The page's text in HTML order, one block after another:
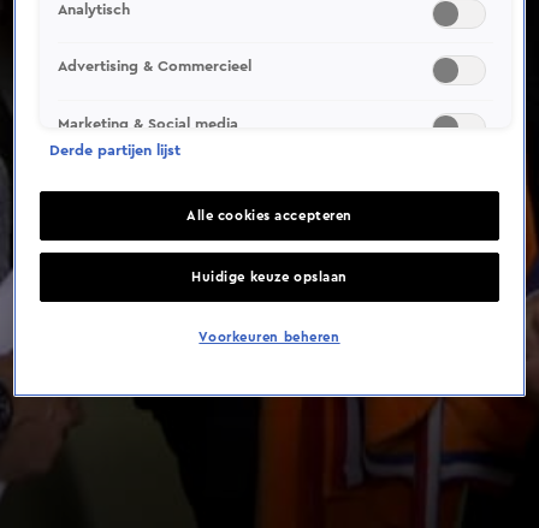
Analytisch
Advertising & Commercieel
Marketing & Social media
Derde partijen lijst
Alle cookies accepteren
Huidige keuze opslaan
Voorkeuren beheren